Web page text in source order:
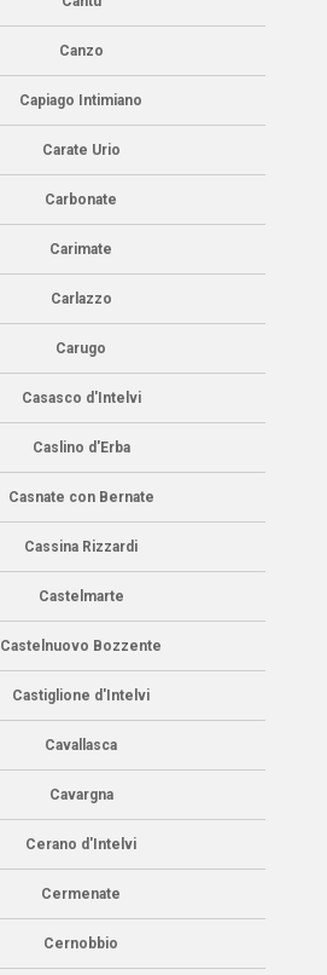
Canzo
Capiago Intimiano
Carate Urio
Carbonate
Carimate
Carlazzo
Carugo
Casasco d'Intelvi
Caslino d'Erba
Casnate con Bernate
Cassina Rizzardi
Castelmarte
Castelnuovo Bozzente
Castiglione d'Intelvi
Cavallasca
Cavargna
Cerano d'Intelvi
Cermenate
Cernobbio